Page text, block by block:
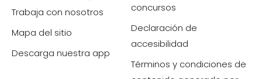
Trabaja con nosotros
Mapa del sitio
Descarga nuestra app
concursos
Declaración de
accesibilidad
Términos y condiciones de